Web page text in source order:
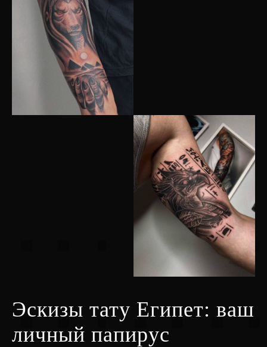
Эскизы тату Египет: ваш
личный папирус